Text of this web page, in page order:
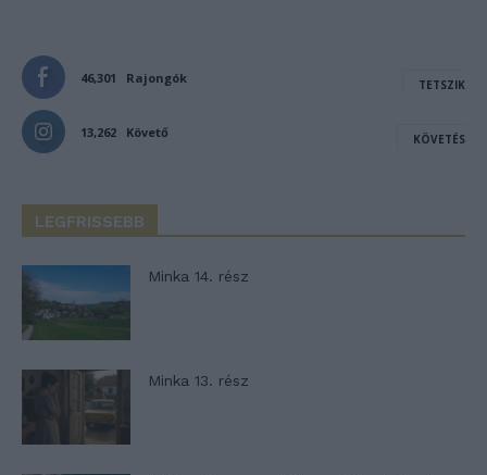
46,301 Rajongók TETSZIK
13,262 Követő KÖVETÉS
LEGFRISSEBB
Minka 14. rész
Minka 13. rész